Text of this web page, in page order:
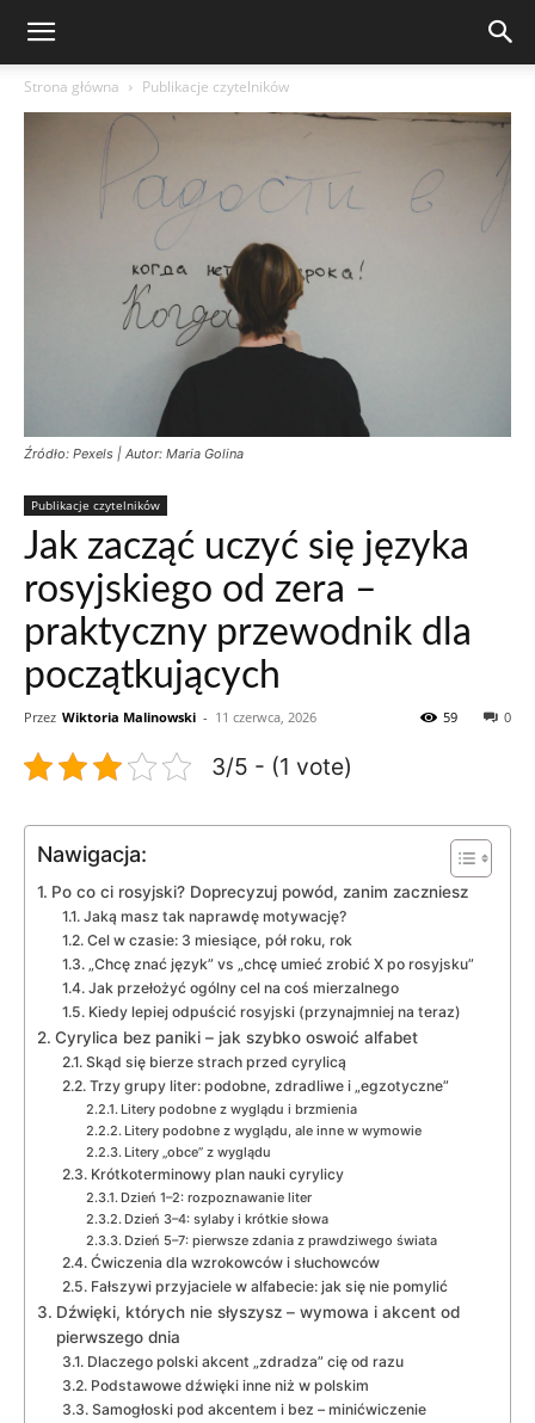
Strona główna Publikacje czytelników
Źródło: Pexels | Autor: Maria Golina
Publikacje czytelników
Jak zacząć uczyć się języka
rosyjskiego od zera –
praktyczny przewodnik dla
początkujących
Przez Wiktoria Malinowski - 11 czerwca, 2026 0
59
3/5 - (1 vote)
Nawigacja:
Po co ci rosyjski? Doprecyzuj powód, zanim zaczniesz
Jaką masz tak naprawdę motywację?
Cel w czasie: 3 miesiące, pół roku, rok
„Chcę znać język” vs „chcę umieć zrobić X po rosyjsku”
Jak przełożyć ogólny cel na coś mierzalnego
Kiedy lepiej odpuścić rosyjski (przynajmniej na teraz)
Cyrylica bez paniki – jak szybko oswoić alfabet
Skąd się bierze strach przed cyrylicą
Trzy grupy liter: podobne, zdradliwe i „egzotyczne”
Litery podobne z wyglądu i brzmienia
Litery podobne z wyglądu, ale inne w wymowie
Litery „obce” z wyglądu
Krótkoterminowy plan nauki cyrylicy
Dzień 1–2: rozpoznawanie liter
Dzień 3–4: sylaby i krótkie słowa
Dzień 5–7: pierwsze zdania z prawdziwego świata
Ćwiczenia dla wzrokowców i słuchowców
Fałszywi przyjaciele w alfabecie: jak się nie pomylić
Dźwięki, których nie słyszysz – wymowa i akcent od
pierwszego dnia
Dlaczego polski akcent „zdradza” cię od razu
Podstawowe dźwięki inne niż w polskim
Samogłoski pod akcentem i bez – minićwiczenie